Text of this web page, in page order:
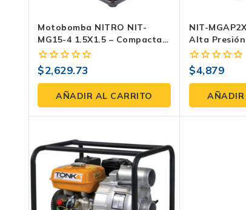
Motobomba NITRO NIT-
MG15-4 1.5X1.5 – Compacta Y
Potente
0
fuera
5
$2,629.73
AÑADIR AL CARRITO
NIT-
Alta Presión
De Altura Y
Riego Y
0
fuera
5
$4,879
AÑADIR